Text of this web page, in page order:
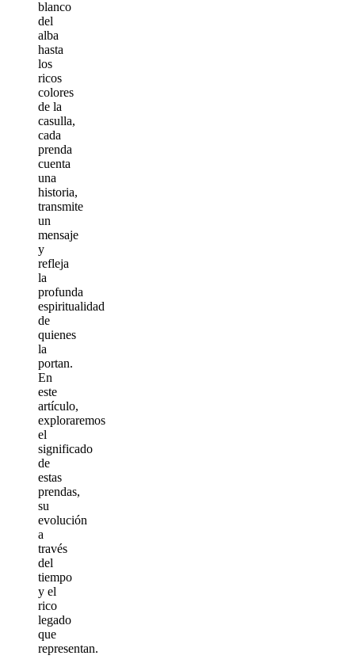
blanco
del
alba
hasta
los
ricos
colores
de la
casulla,
cada
prenda
cuenta
una
historia,
transmite
un
mensaje
y
refleja
la
profunda
espiritualidad
de
quienes
la
portan.
En
este
artículo,
exploraremos
el
significado
de
estas
prendas,
su
evolución
a
través
del
tiempo
y el
rico
legado
que
representan.